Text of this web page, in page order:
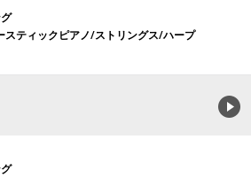
スティックピアノ/ストリングス/ハープ